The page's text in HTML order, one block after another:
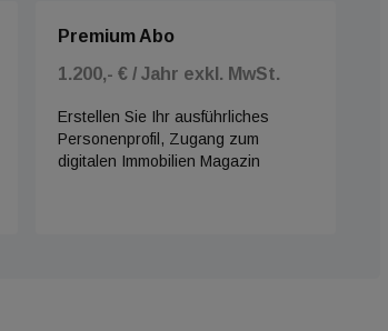
Premium Abo
1.200,- € / Jahr exkl. MwSt.
Erstellen Sie Ihr ausführliches
Personenprofil, Zugang zum
digitalen Immobilien Magazin